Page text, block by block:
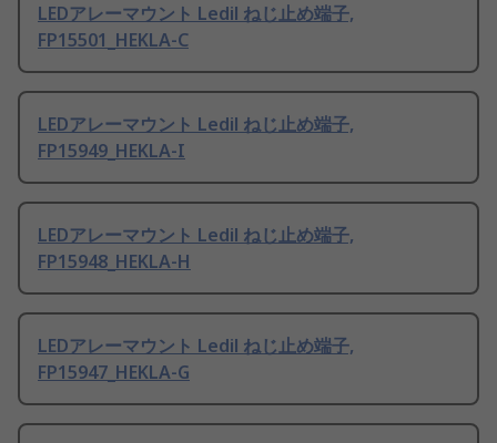
LEDアレーマウント Ledil ねじ止め端子,
FP15501_HEKLA-C
LEDアレーマウント Ledil ねじ止め端子,
FP15949_HEKLA-I
LEDアレーマウント Ledil ねじ止め端子,
FP15948_HEKLA-H
LEDアレーマウント Ledil ねじ止め端子,
FP15947_HEKLA-G